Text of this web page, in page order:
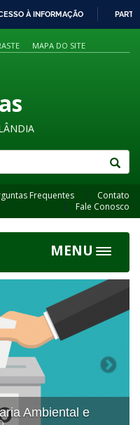
À INFORMAÇÃO
MAPA DO SITE
Frequentes
Contato
Fale Conosco
MENU
Toggle
NEPSem recebe a